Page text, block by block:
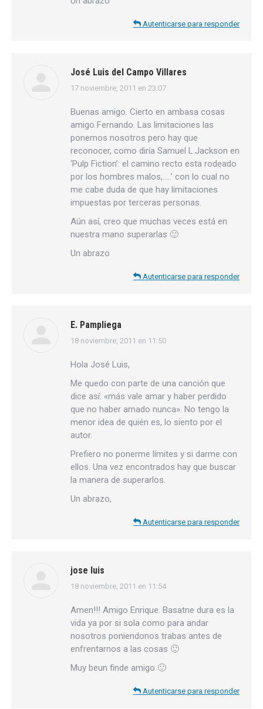
Autenticarse para responder
José Luis del Campo Villares
dice:
17 noviembre, 2011 en 23:07
Buenas amigo. Cierto en ambasa cosas
amigo Fernando. Las limitaciones las
ponemos nosotros pero hay que
reconocer, como diría Samuel L.Jackson en
‘Pulp Fiction’: el camino recto esta rodeado
por los hombres malos,…..’ con lo cual no
me cabe duda de que hay limitaciones
impuestas por terceras personas.
Aún así, creo que muchas veces está en
nuestra mano superarlas 🙂
Un abrazo
Autenticarse para responder
E. Pampliega
dice:
18 noviembre, 2011 en 11:50
Hola José Luis,
Me quedo con parte de una canción que
dice así: «más vale amar y haber perdido
que no haber amado nunca». No tengo la
menor idea de quién es, lo siento por el
autor.
Prefiero no ponerme límites y si darme con
ellos. Una vez encontrados hay que buscar
la manera de superarlos.
Un abrazo,
Autenticarse para responder
jose luis
dice:
18 noviembre, 2011 en 11:54
Amen!!! Amigo Enrique. Basatne dura es la
vida ya por si sola como para andar
nosotros poniendonos trabas antes de
enfrentarnos a las cosas 🙂
Muy beun finde amigo 🙂
Autenticarse para responder